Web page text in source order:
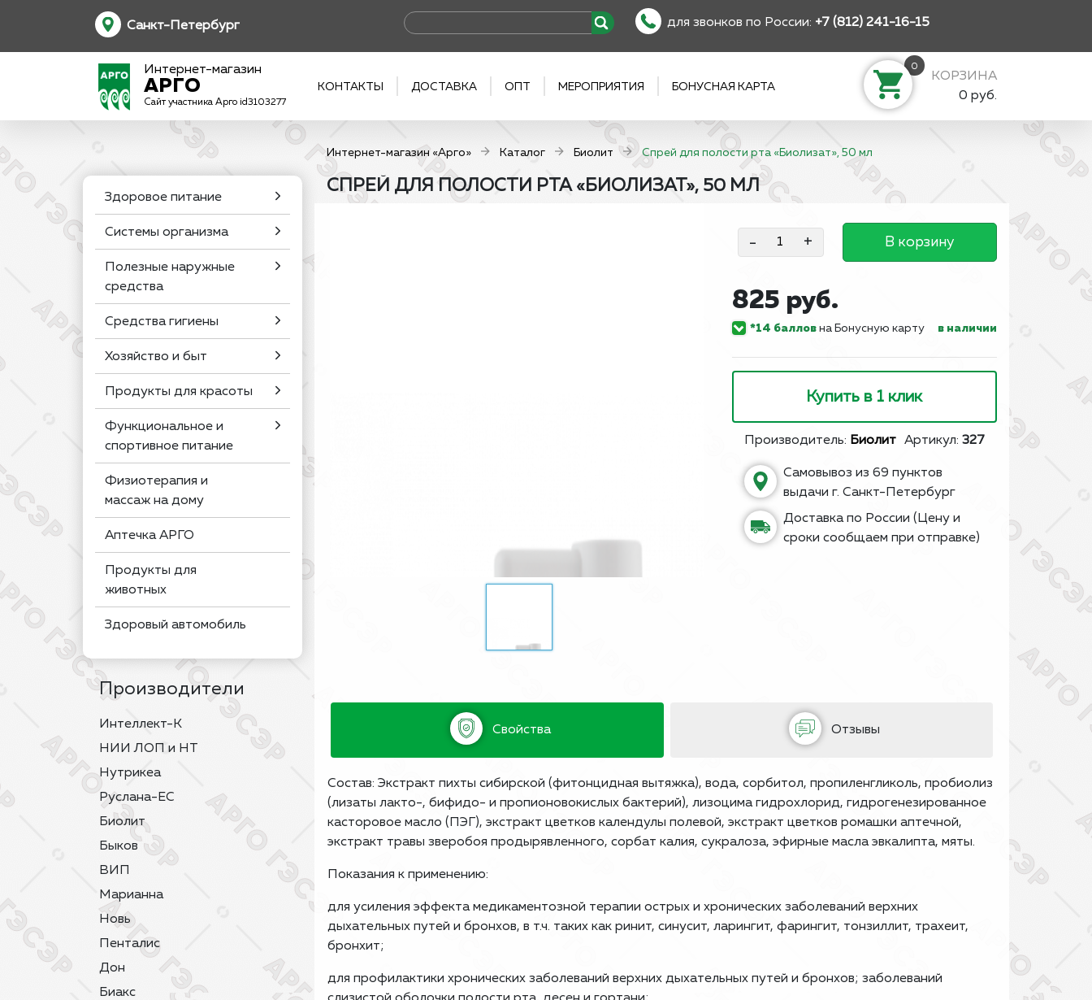
Санкт-Петербург для звонков по России: +7 (812) 241-16-15
Интернет-магазин
АРГО
Сайт участника Арго id3103277
КОНТАКТЫ ДОСТАВКА ОПТ МЕРОПРИЯТИЯ БОНУСНАЯ КАРТА
0
КОРЗИНА
0 руб.
Интернет-магазин «Арго» Каталог Биолит Спрей для полости рта «Биолизат», 50 мл
Здоровое питание
Системы организма
Полезные наружные
средства
Средства гигиены
Хозяйство и быт
Продукты для красоты
Функциональное и
спортивное питание
Физиотерапия и
массаж на дому
Аптечка АРГО
Продукты для
животных
Здоровый автомобиль
Производители
Интеллект-К
НИИ ЛОП и НТ
Нутрикеа
Руслана-ЕС
Биолит
Быков
ВИП
Марианна
Новь
Пенталис
Дон
Биакс
СПРЕЙ ДЛЯ ПОЛОСТИ РТА «БИОЛИЗАТ», 50 МЛ
- + В корзину
825 руб.
*14 балловна Бонусную карту в наличии
Купить в 1 клик
Производитель: Биолит Артикул: 327
Самовывоз из 69 пунктов
выдачи г. Санкт-Петербург
Доставка по России (Цену и
сроки сообщаем при отправке)
Свойства Отзывы
Состав: Экстракт пихты сибирской (фитонцидная вытяжка), вода, сорбитол, пропиленгликоль, пробиолиз
(лизаты лакто-, бифидо- и пропионовокислых бактерий), лизоцима гидрохлорид, гидрогенезированное
касторовое масло (ПЭГ), экстракт цветков календулы полевой, экстракт цветков ромашки аптечной,
экстракт травы зверобоя продырявленного, сорбат калия, сукралоза, эфирные масла эвкалипта, мяты.
Показания к применению:
для усиления эффекта медикаментозной терапии острых и хронических заболеваний верхних
дыхательных путей и бронхов, в т.ч. таких как ринит, синусит, ларингит, фарингит, тонзиллит, трахеит,
бронхит;
для профилактики хронических заболеваний верхних дыхательных путей и бронхов; заболеваний